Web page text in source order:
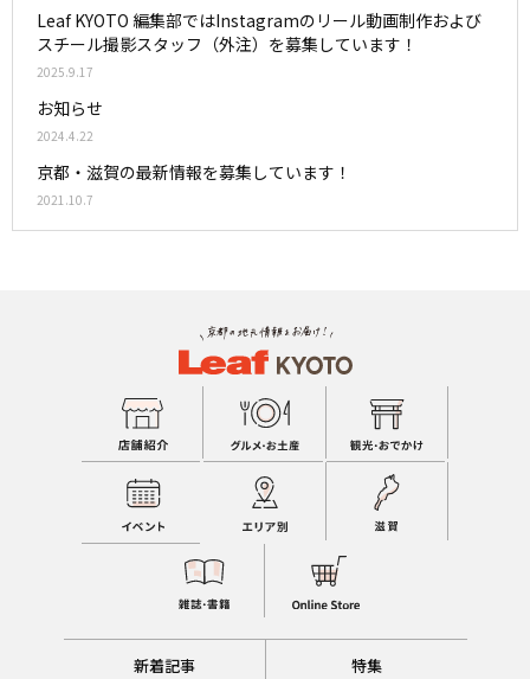
Leaf KYOTO 編集部ではInstagramのリール動画制作および
スチール撮影スタッフ（外注）を募集しています！
2025.9.17
お知らせ
2024.4.22
京都・滋賀の最新情報を募集しています！
2021.10.7
新着記事 特集